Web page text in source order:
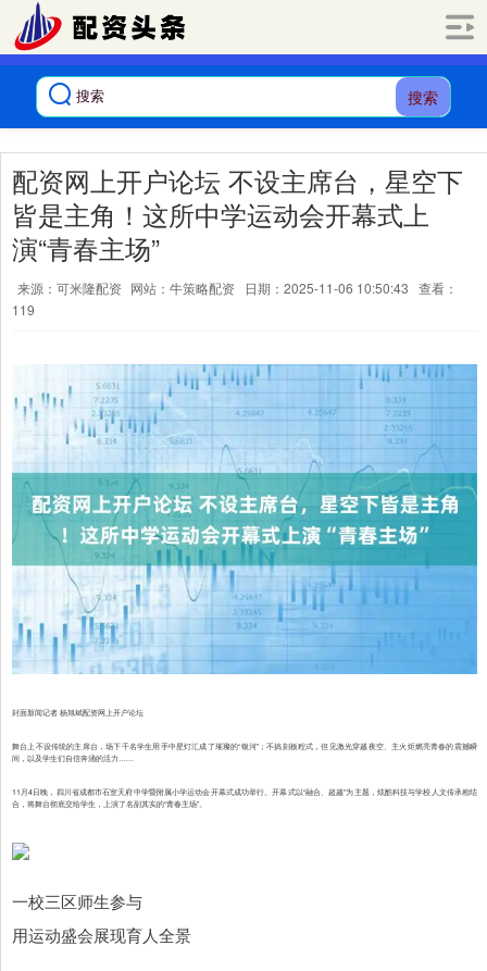
搜索
配资网上开户论坛 不设主席台，星空下
皆是主角！这所中学运动会开幕式上
演“青春主场”
来源：可米隆配资 网站：牛策略配资 日期：2025-11-06 10:50:43 查看：
119
封面新闻记者 杨旭斌配资网上开户论坛
舞台上不设传统的主席台，场下千名学生用手中星灯汇成了璀璨的“银河”；不搞刻板程式，但见激光穿越夜空、主火炬燃亮青春的震撼瞬
间，以及学生们自信奔涌的活力……
11月4日晚，四川省成都市石室天府中学暨附属小学运动会开幕式成功举行。开幕式以“融合、超越”为主题，炫酷科技与学校人文传承相结
合，将舞台彻底交给学生，上演了名副其实的“青春主场”。
一校三区师生参与
用运动盛会展现育人全景